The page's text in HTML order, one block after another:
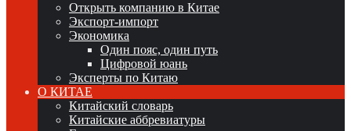
Открыть компанию в Китае
Экспорт-импорт
Экономика
Один пояс, один путь
Цифровой юань
Эксперты по Китаю
О КИТАЕ
Китайский словарь
Китайские аббревиатуры